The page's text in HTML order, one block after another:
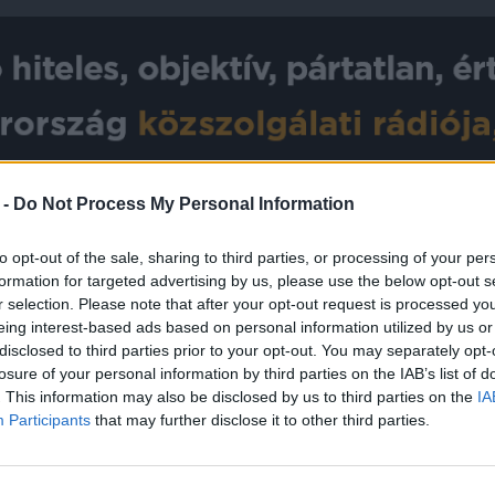
Do Not Process My Personal Information
opt-out of the sale, sharing to third parties, or processing of your
for targeted advertising by us, please use the below opt-out
selection. Please note that after your opt-out request is processed
interest-based ads based on personal information utilized by us
to third parties prior to your opt-out. You may separately
of your personal information by third parties on the IAB’s list of
This information may also be disclosed by us to third parties on the
Participants that may further disclose it to other third parties.
Műsorrend Támogatás Twitch Élő
10:00 10:05 10:20 10:35 10:50 11:05 11:13 11:20 11:35 11:50
A lényeg Ötös – Murányi Tündével és Kálid Artúrral